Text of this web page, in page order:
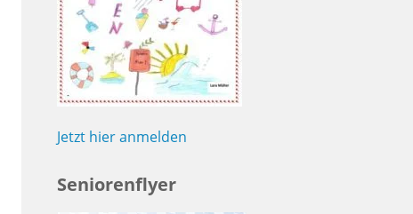
Jetzt hier anmelden
Seniorenflyer